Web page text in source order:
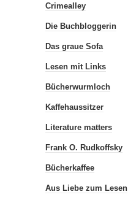
Crimealley
Die Buchbloggerin
Das graue Sofa
Lesen mit Links
Bücherwurmloch
Kaffehaussitzer
Literature matters
Frank O. Rudkoffsky
Bücherkaffee
Aus Liebe zum Lesen